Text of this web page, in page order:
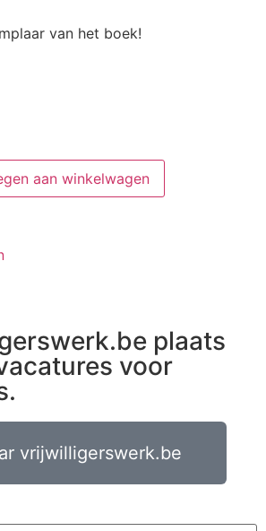
van het boek!
aan winkelwagen
plaats
voor
vrijwilligerswerk.be